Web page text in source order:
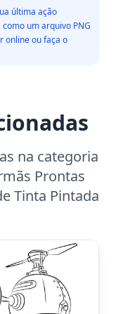
última ação
um arquivo PNG
online ou faça o
na categoria
Prontas
Tinta Pintada